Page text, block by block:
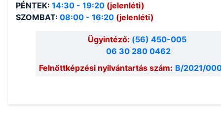
PÉNTEK: 14:30 - 19:20 (jelenléti)
SZOMBAT: 08:00 - 16:20 (jelenléti)
Ügyintéző: (56) 450-005
06 30 280 0462
Felnőttképzési nyilvántartás szám: B/2021/